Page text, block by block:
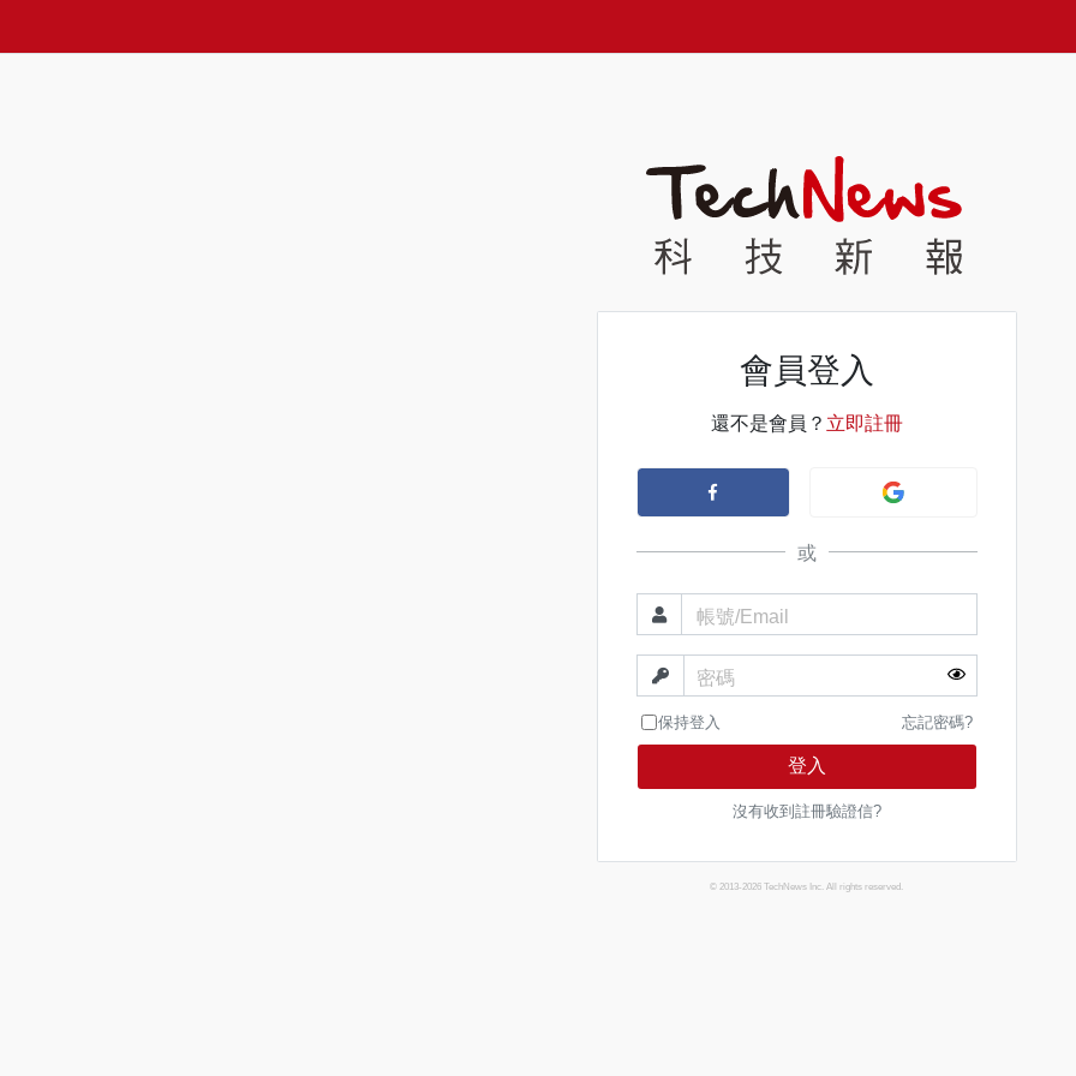
會員登入
還不是會員？ 立即註冊
或
帳號/Email
密碼
保持登入 忘記密碼?
登入
沒有收到註冊驗證信?
© 2013-2026 TechNews Inc. All rights reserved.